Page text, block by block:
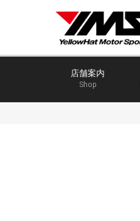
店舗案内
Shop